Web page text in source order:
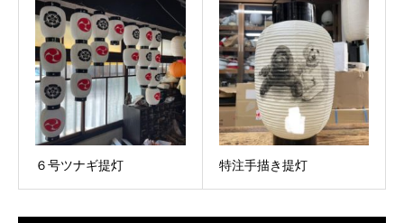
６号ツナギ提灯 特注手描き提灯